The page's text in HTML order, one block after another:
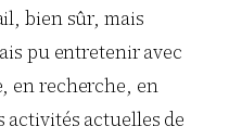
bien sûr, mais
pu entretenir avec
en recherche, en
activités actuelles de